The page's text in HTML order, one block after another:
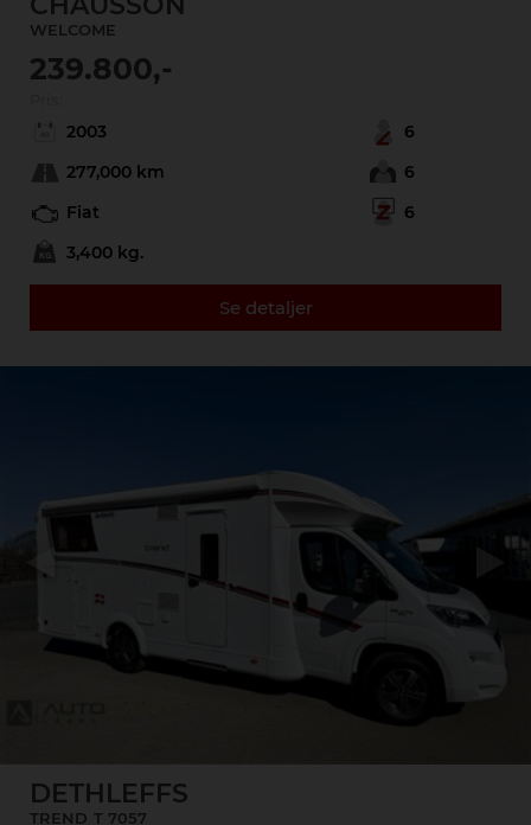
WELCOME
239.800,-
2003
6
277,000 km
6
Fiat
6
3,400 kg.
Se detaljer
Previous
DETHLEFFS
TREND T 7057